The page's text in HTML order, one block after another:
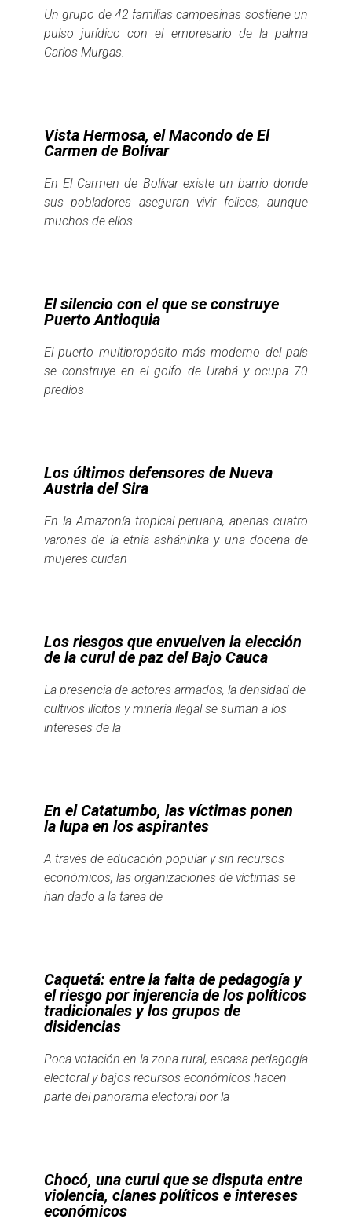
Un grupo de 42 familias campesinas sostiene un
pulso jurídico con el empresario de la palma
Carlos Murgas.
Vista Hermosa, el Macondo de El
Carmen de Bolívar
En El Carmen de Bolívar existe un barrio donde
sus pobladores aseguran vivir felices, aunque
muchos de ellos
El silencio con el que se construye
Puerto Antioquia
El puerto multipropósito más moderno del país
se construye en el golfo de Urabá y ocupa 70
predios
Los últimos defensores de Nueva
Austria del Sira
En la Amazonía tropical peruana, apenas cuatro
varones de la etnia asháninka y una docena de
mujeres cuidan
Los riesgos que envuelven la elección
de la curul de paz del Bajo Cauca
La presencia de actores armados, la densidad de
cultivos ilícitos y minería ilegal se suman a los
intereses de la
En el Catatumbo, las víctimas ponen
la lupa en los aspirantes
A través de educación popular y sin recursos
económicos, las organizaciones de víctimas se
han dado a la tarea de
Caquetá: entre la falta de pedagogía y
el riesgo por injerencia de los políticos
tradicionales y los grupos de
disidencias
Poca votación en la zona rural, escasa pedagogía
electoral y bajos recursos económicos hacen
parte del panorama electoral por la
Chocó, una curul que se disputa entre
violencia, clanes políticos e intereses
económicos